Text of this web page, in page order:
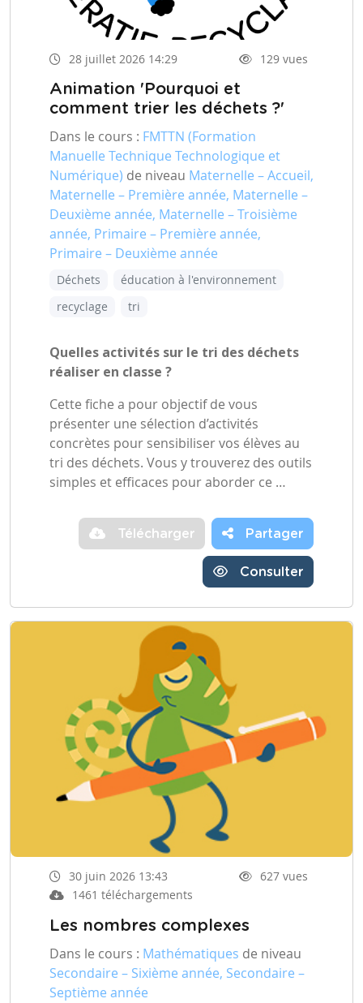
28 juillet 2026 14:29 129 vues
Animation 'Pourquoi et
comment trier les déchets ?'
Dans le cours : FMTTN (Formation
Manuelle Technique Technologique et
Numérique) de niveau Maternelle – Accueil,
Maternelle – Première année, Maternelle –
Deuxième année, Maternelle – Troisième
année, Primaire – Première année,
Primaire – Deuxième année
Déchets
éducation à l'environnement
recyclage
tri
Quelles activités sur le tri des déchets
réaliser en classe ?
Cette fiche a pour objectif de vous
présenter une sélection d’activités
concrètes pour sensibiliser vos élèves au
tri des déchets. Vous y trouverez des outils
simples et efficaces pour aborder ce …
Télécharger Partager
Consulter
30 juin 2026 13:43
627 vues
1461 téléchargements
Les nombres complexes
Dans le cours : Mathématiques de niveau
Secondaire – Sixième année, Secondaire –
Septième année